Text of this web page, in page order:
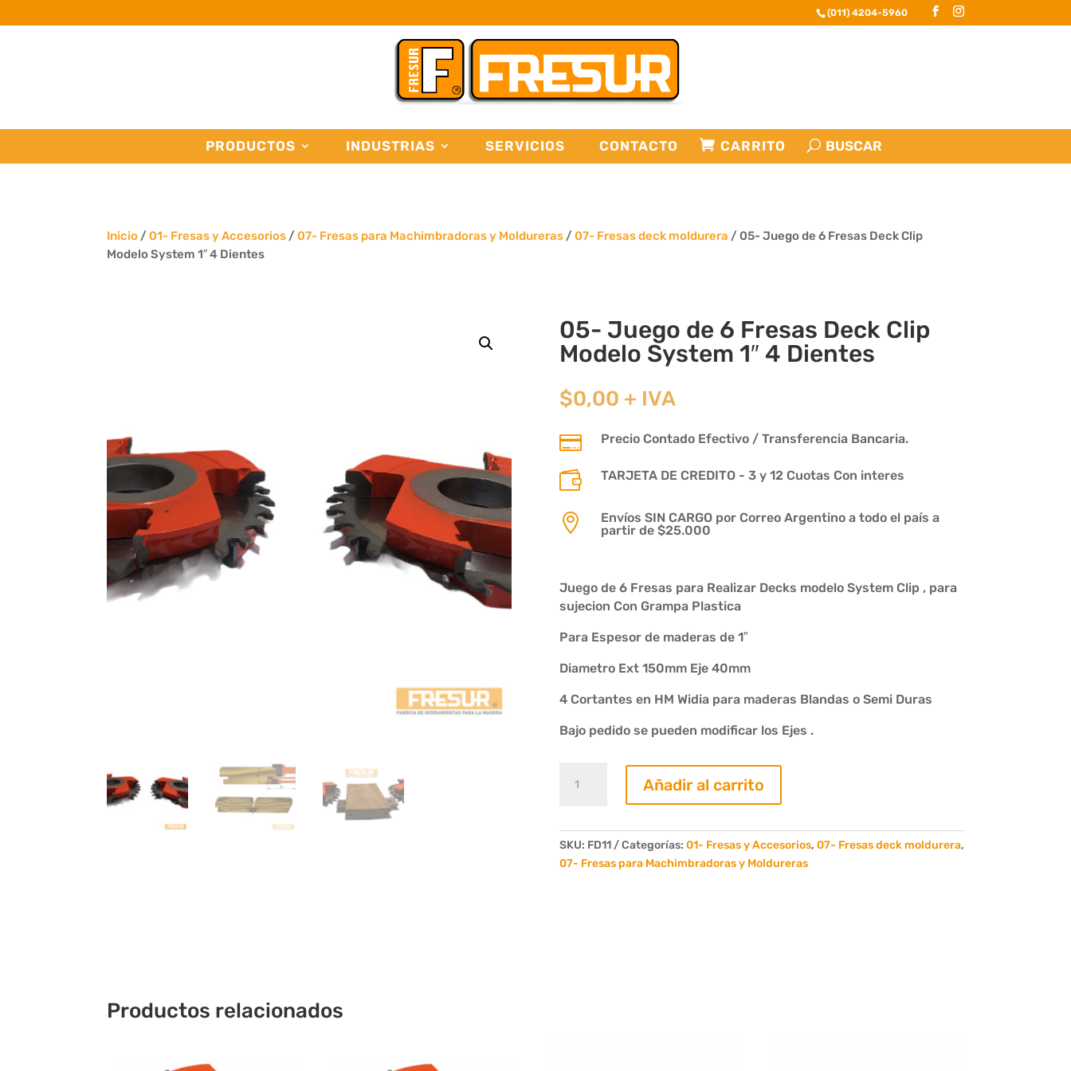
(011) 4204-5960
PRODUCTOS INDUSTRIAS SERVICIOS CONTACTO CARRITO
Inicio /01- Fresas y Accesorios /07- Fresas para Machimbradoras y Moldureras /07- Fresas deck moldurera / 05- Juego de 6 Fresas Deck Clip
Modelo System 1″ 4 Dientes
05- Juego de 6 Fresas Deck Clip
Modelo System 1″ 4 Dientes
$0,00 + IVA
 Precio Contado Efectivo / Transferencia Bancaria.
 TARJETA DE CREDITO - 3 y 12 Cuotas Con interes

Envíos SIN CARGO por Correo Argentino a todo el país a
partir de $25.000
Juego de 6 Fresas para Realizar Decks modelo System Clip , para
sujecion Con Grampa Plastica
Para Espesor de maderas de 1″
Diametro Ext 150mm Eje 40mm
4 Cortantes en HM Widia para maderas Blandas o Semi Duras
Bajo pedido se pueden modificar los Ejes .
Juego
Fresas
Deck
Añadir al carrito
SKU: FD11 Categorías: 01- Fresas y Accesorios, 07- Fresas deck moldurera,
07- Fresas para Machimbradoras y Moldureras
Productos relacionados